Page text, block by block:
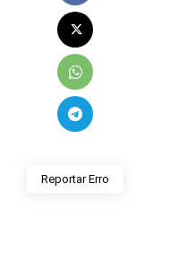
Reportar Erro